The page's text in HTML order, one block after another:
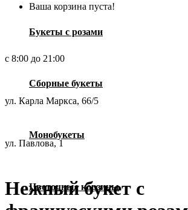
Букеты с розами
Сборные букеты
Монобукеты
Цветочные корзины
Ваша корзина пуста!
с 8:00 до 21:00
ул. Карла Маркса, 66/5
ул. Павлова, 1
Нежный букет с